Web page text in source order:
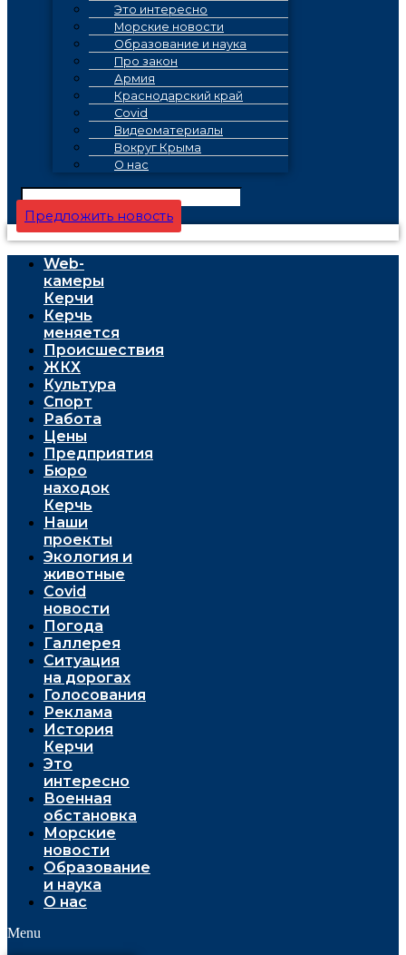
Это интересно
Морские новости
Образование и наука
Про закон
Армия
Краснодарский край
Covid
Видеоматериалы
Вокруг Крыма
О нас
Предложить новость
Web-
камеры
Керчи
Керчь
меняется
Проиcшествия
ЖКХ
Культура
Спорт
Работа
Цены
Предприятия
Бюро
находок
Керчь
Наши
проекты
Экология и
животные
Covid
новости
Погода
Галлерея
Ситуация
на дорогах
Голосования
Реклама
История
Керчи
Это
интересно
Военная
обстановка
Морские
новости
Образование
и наука
О нас
Menu